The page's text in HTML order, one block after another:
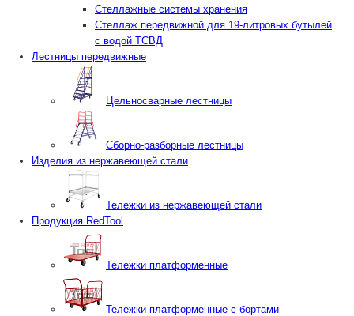
Стеллажные системы хранения
Стеллаж передвижной для 19-литровых бутылей
с водой ТСВД
Лестницы передвижные
Цельносварные лестницы
Сборно-разборные лестницы
Изделия из нержавеющей стали
Тележки из нержавеющей стали
Продукция RedTool
Тележки платформенные
Тележки платформенные с бортами